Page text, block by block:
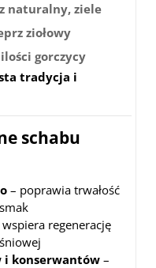
naturalny, ziele
ziołowy
gorczycy
tradycja i
schabu
– poprawia trwałość
wspiera regenerację
i konserwantów –